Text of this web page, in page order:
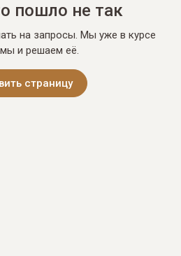
пошло не так
на запросы. Мы уже в курсе
и решаем её.
страницу